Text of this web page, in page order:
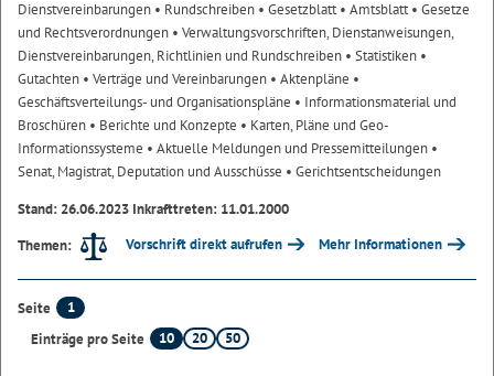
Dienstvereinbarungen • Rundschreiben • Gesetzblatt• Amtsblatt• Gesetze
und Rechtsverordnungen • Verwaltungsvorschriften, Dienstanweisungen,
Dienstvereinbarungen, Richtlinien und Rundschreiben • Statistiken •
Gutachten • Verträge und Vereinbarungen • Aktenpläne •
Geschäftsverteilungs- und Organisationspläne • Informationsmaterial und
Broschüren • Berichte und Konzepte • Karten, Pläne und Geo-
Informationssysteme • Aktuelle Meldungen und Pressemitteilungen •
Senat, Magistrat, Deputation und Ausschüsse • Gerichtsentscheidungen
Stand: 26.06.2023 Inkrafttreten: 11.01.2000
Themen:
Vorschrift direkt aufrufen Mehr Informationen
Seite
1
Einträge pro Seite
10 20 50